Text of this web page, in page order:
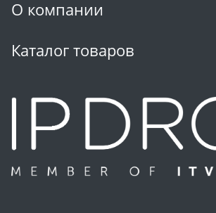
О компании
Каталог товаров